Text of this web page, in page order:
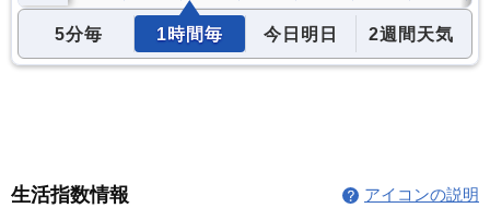
5分毎 1時間毎 今日明日 2週間天気
生活指数情報 アイコンの説明